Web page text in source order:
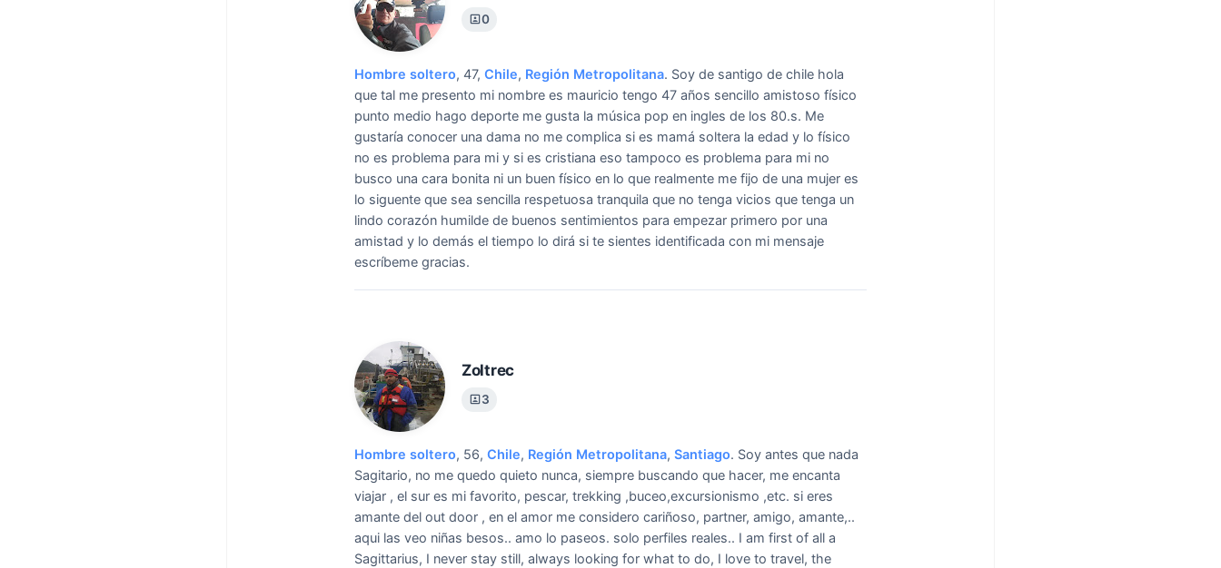
0
Hombre soltero, 47, Chile, Región Metropolitana. Soy de santigo de chile hola
que tal me presento mi nombre es mauricio tengo 47 años sencillo amistoso físico
punto medio hago deporte me gusta la música pop en ingles de los 80.s. Me
gustaría conocer una dama no me complica si es mamá soltera la edad y lo físico
no es problema para mi y si es cristiana eso tampoco es problema para mi no
busco una cara bonita ni un buen físico en lo que realmente me fijo de una mujer es
lo siguente que sea sencilla respetuosa tranquila que no tenga vicios que tenga un
lindo corazón humilde de buenos sentimientos para empezar primero por una
amistad y lo demás el tiempo lo dirá si te sientes identificada con mi mensaje
escríbeme gracias.
Zoltrec
3
Hombre soltero, 56, Chile, Región Metropolitana, Santiago. Soy antes que nada
Sagitario, no me quedo quieto nunca, siempre buscando que hacer, me encanta
viajar , el sur es mi favorito, pescar, trekking ,buceo,excursionismo ,etc. si eres
amante del out door , en el amor me considero cariñoso, partner, amigo, amante,..
aqui las veo niñas besos.. amo lo paseos. solo perfiles reales.. I am first of all a
Sagittarius, I never stay still, always looking for what to do, I love to travel, the